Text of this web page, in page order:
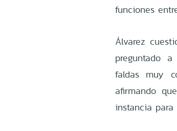
funciones
Álvarez
preguntado
faldas muy
afirmando
instancia